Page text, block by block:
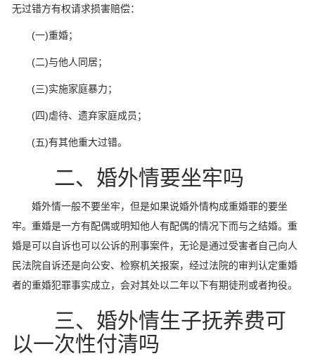
无过错方有权请求损害赔偿：
(一)重婚；
(二)与他人同居；
(三)实施家庭暴力；
(四)虐待、遗弃家庭成员；
(五)有其他重大过错。
二、婚外情要坐牢吗
婚外情一般不要坐牢，但是如果说婚外情构成重婚罪的要坐
牢。重婚是一方有配偶或明知他人有配偶的情况下而与之结婚。重
婚是可以自诉也可以公诉的刑事案件，无论是通过受害者自己向人
民法院自诉还是向公安、检察机关报案，经过法院的审判认定重婚
者的重婚犯罪事实成立，会对其处以二年以下有期徒刑或者拘役。
三、婚外情生子抚养费可
以一次性付清吗